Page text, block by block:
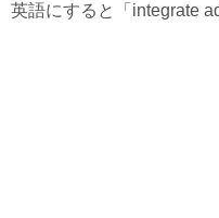
英語にすると「integrate